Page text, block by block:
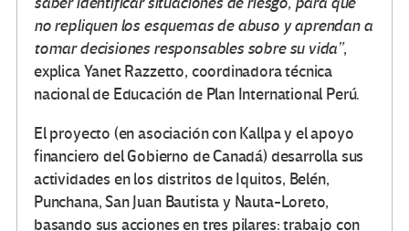
no repliquen los esquemas de abuso y aprendan a
tomar decisiones responsables sobre su vida”,
explica Yanet Razzetto, coordinadora técnica
nacional de Educación de Plan International Perú.
El proyecto (en asociación con Kallpa y el apoyo
financiero del Gobierno de Canadá) desarrolla sus
actividades en los distritos de Iquitos, Belén,
Punchana, San Juan Bautista y Nauta-Loreto,
basando sus acciones en tres pilares: trabajo con